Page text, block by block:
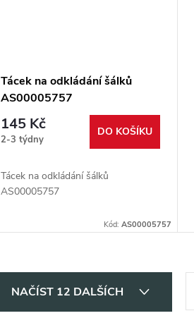
Tácek na odkládání šálků
AS00005757
145 Kč
2-3 týdny
DO KOŠÍKU
Tácek na odkládání šálků
AS00005757
Kód: AS00005757
NAČÍST 12 DALŠÍCH